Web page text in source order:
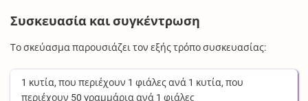
Συσκευασία και συγκέντρωση
Το σκεύασμα παρουσιάζει τον εξής τρόπο συσκευασίας:
1 κυτία, που περιέχουν 1 φιάλεςανά 1 κυτία, που
περιέχουν 50 γραμμάρια ανά 1 φιάλες